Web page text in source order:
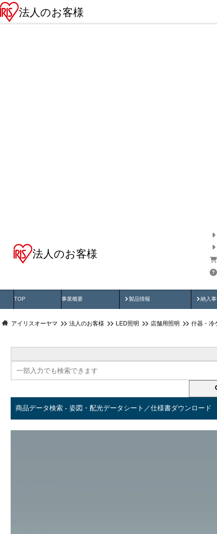
法人のお客様
法人のお客様
TOP 事業概要 製品情報
製品動画 納入
納
アイリスオーヤマ 法人のお客様 LED照明 店舗用照明 什器・冷
商品データ検索 - 姿図・配光データシート／仕様書ダウンロード